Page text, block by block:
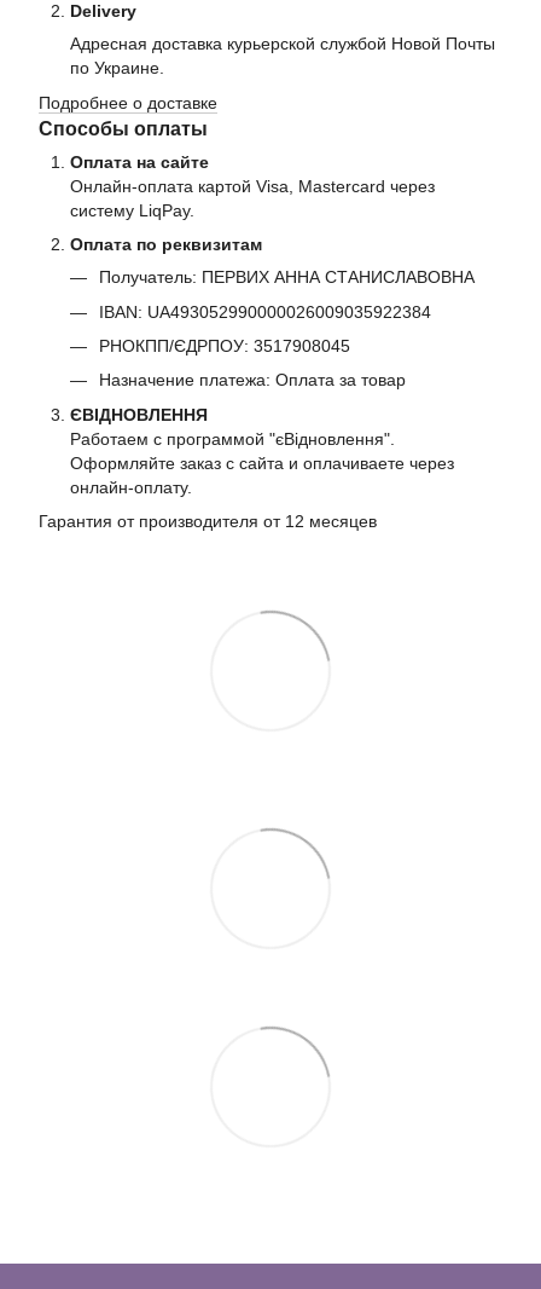
Delivery
Адресная доставка курьерской службой Новой Почты
по Украине.
Подробнее о доставке
Способы оплаты
Оплата на сайте
Онлайн-оплата картой Visa, Mastercard через
систему LiqPay.
Оплата по реквизитам
Получатель: ПЕРВИХ АННА СТАНИСЛАВОВНА
IBAN: UA493052990000026009035922384
РНОКПП/ЄДРПОУ: 3517908045
Назначение платежа: Оплата за товар
ЄВІДНОВЛЕННЯ
Работаем с программой "єВідновлення".
Оформляйте заказ с сайта и оплачиваете через
онлайн-оплату.
Гарантия от производителя от 12 месяцев